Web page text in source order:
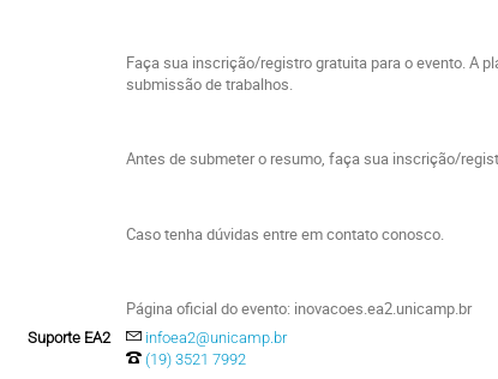
Faça sua inscrição/registro gratuita para o evento. A
submissão de trabalhos.
Antes de submeter o resumo, faça sua inscrição/
Caso tenha dúvidas entre em contato conosco.
Página oficial do evento: inovacoes.ea2.unicamp.br
Suporte EA2
infoea2@unicamp.br
(19) 3521 7992